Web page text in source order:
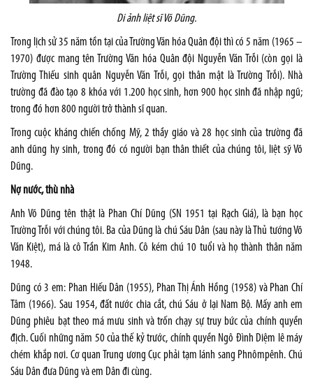
Di ảnh liệt sĩ Võ Dũng.
Trong lịch sử 35 năm tồn tại của Trường Văn hóa Quân đội thì có 5 năm (1965 –
1970) được mang tên Trường Văn hóa Quân đội Nguyễn Văn Trỗi (còn gọi là
Trường Thiếu sinh quân Nguyễn Văn Trỗi, gọi thân mật là Trường Trỗi). Nhà
trường đã đào tạo 8 khóa với 1.200 học sinh, hơn 900 học sinh đã nhập ngũ;
trong đó hơn 800 người trở thành sĩ quan.
Trong cuộc kháng chiến chống Mỹ, 2 thầy giáo và 28 học sinh của trường đã
anh dũng hy sinh, trong đó có người bạn thân thiết của chúng tôi, liệt sỹ Võ
Dũng.
Nợ nước, thù nhà
Anh Võ Dũng tên thật là Phan Chí Dũng (SN 1951 tại Rạch Giá), là bạn học
Trường Trỗi với chúng tôi. Ba của Dũng là chú Sáu Dân (sau này là Thủ tướng Võ
Văn Kiệt), má là cô Trần Kim Anh. Cô kém chú 10 tuổi và họ thành thân năm
1948.
Dũng có 3 em: Phan Hiếu Dân (1955), Phan Thị Ánh Hồng (1958) và Phan Chí
Tâm (1966). Sau 1954, đất nước chia cắt, chú Sáu ở lại Nam Bộ. Mấy anh em
Dũng phiêu bạt theo má mưu sinh và trốn chạy sự truy bức của chính quyền
địch. Cuối những năm 50 của thế kỷ trước, chính quyền Ngô Đình Diệm lê máy
chém khắp nơi. Cơ quan Trung ương Cục phải tạm lánh sang Phnômpênh. Chú
Sáu Dân đưa Dũng và em Dân đi cùng.